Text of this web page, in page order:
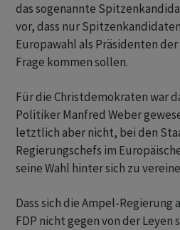
das sogenannte
vor, dass nur
Europawahl als Präsidenten
Frage kommen sollen.
Für die Christdemokraten war
Politiker Manfred Weber
letztlich aber nicht, bei den
Regierungschefs im
seine Wahl hinter sich zu
Dass sich die Ampel-Regierung
FDP nicht gegen von der